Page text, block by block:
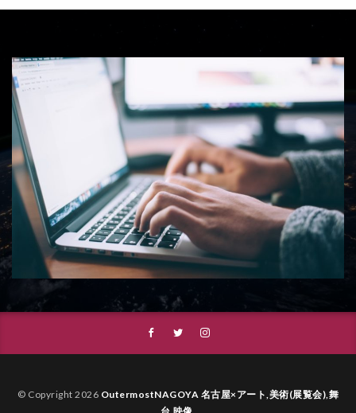
© Copyright 2026 OutermostNAGOYA 名古屋×アート,美術(展覧会),舞